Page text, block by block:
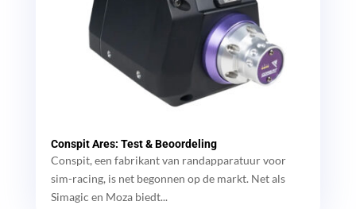
Conspit Ares: Test & Beoordeling
Conspit, een fabrikant van randapparatuur voor
sim-racing, is net begonnen op de markt. Net als
Simagic en Moza biedt...